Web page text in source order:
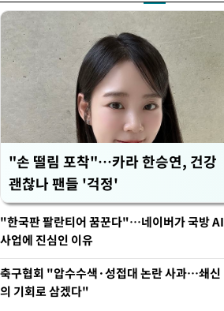
"손 떨림 포착"…카라 한승연, 건강
괜찮나 팬들 '걱정'
"한국판 팔란티어 꿈꾼다"…네이버가 국방 AI
사업에 진심인 이유
축구협회 "압수수색·성접대 논란 사과…쇄신
의 기회로 삼겠다"